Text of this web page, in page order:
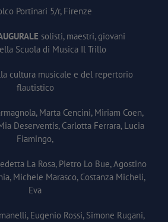
Portinari 5/r, Firenze
solisti, maestri, giovani
Scuola di Musica Il Trillo
cultura musicale e del repertorio
flautistico
Marta Cencini, Miriam Coen,
Deserventis, Carlotta Ferrara, Lucia
Fiamingo,
La Rosa, Pietro Lo Bue, Agostino
Michele Marasco, Costanza Micheli,
Eva
Eugenio Rossi, Simone Rugani,